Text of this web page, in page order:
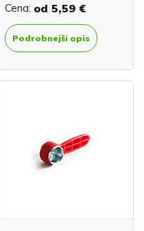
Cena: od 5,59 €
Podrobnejši opis